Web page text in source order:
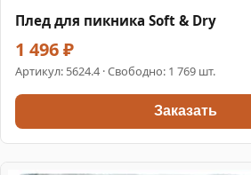
Плед для пикника Soft & Dry
1 496 ₽
Артикул: 5624.4 · Свободно: 1 769 шт.
Заказать